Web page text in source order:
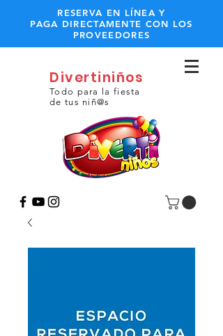
RESERVA EN LÍNEA Y
PAGA DIRECTAMENTE CON LOS
PROVEEDORES
Divertiniños
Todo para la fiesta
de tus niñ@s